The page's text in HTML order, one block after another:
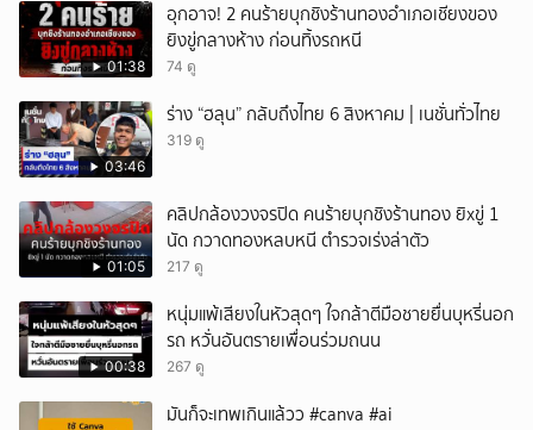
01:38
อุกอาจ! 2 คนร้ายบุกชิงร้านทองอำเภอเชียงของ
ยิงขู่กลางห้าง ก่อนทิ้งรถหนี
74 ดู
03:46
ร่าง “ฮลุน” กลับถึงไทย 6 สิงหาคม | เนชั่นทั่วไทย
319 ดู
01:05
คลิปกล้องวงจรปิด คนร้ายบุกชิงร้านทอง ยิxขู่ 1
นัด กวาดทองหลบหนี ตำรวจเร่งล่าตัว
217 ดู
00:38
หนุ่มแพ้เสียงในหัวสุดๆ ใจกล้าตีมือชายยื่นบุหรี่นอก
รถ หวั่นอันตรายเพื่อนร่วมถนน
267 ดู
มันก็จะเทพเกินแล้วว #canva #ai